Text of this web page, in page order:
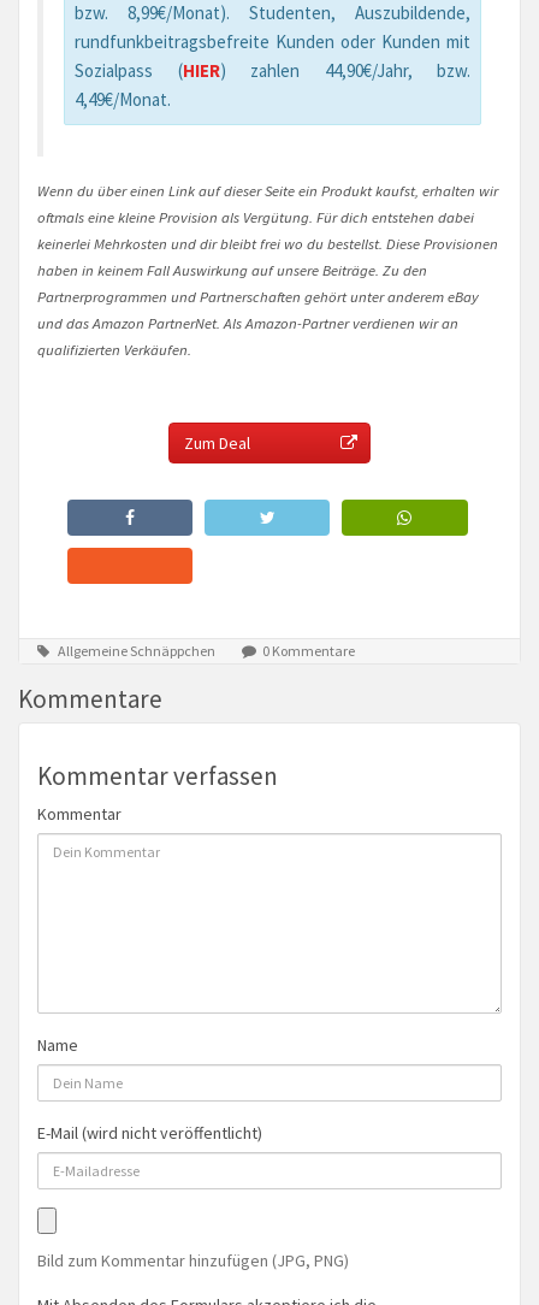
bzw. 8,99€/Monat). Studenten, Auszubildende,
rundfunkbeitragsbefreite Kunden oder Kunden mit
Sozialpass (HIER) zahlen 44,90€/Jahr, bzw.
4,49€/Monat.
Wenn du über einen Link auf dieser Seite ein Produkt kaufst, erhalten wir
oftmals eine kleine Provision als Vergütung. Für dich entstehen dabei
keinerlei Mehrkosten und dir bleibt frei wo du bestellst. Diese Provisionen
haben in keinem Fall Auswirkung auf unsere Beiträge. Zu den
Partnerprogrammen und Partnerschaften gehört unter anderem eBay
und das Amazon PartnerNet. Als Amazon-Partner verdienen wir an
qualifizierten Verkäufen.
Zum Deal
Allgemeine Schnäppchen 0 Kommentare
Kommentare
Kommentar verfassen
Kommentar
Name
E-Mail (wird nicht veröffentlicht)
Bild zum Kommentar hinzufügen (JPG, PNG)